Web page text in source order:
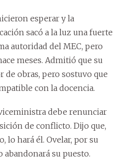
esperar y la
sacó a la luz una fuerte
autoridad del MEC, pero
meses. Admitió que su
de obras, pero sostuvo que
con la docencia.
debe renunciar
de conflicto. Dijo que,
lo hará él. Ovelar, por su
abandonará su puesto.